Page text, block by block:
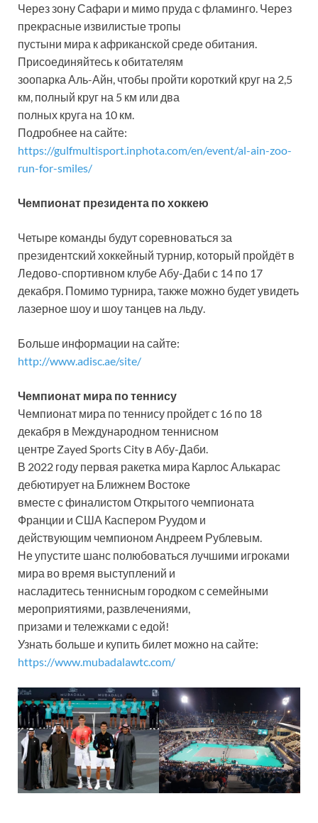
Через зону Сафари и мимо пруда с фламинго. Через
прекрасные извилистые тропы
пустыни мира к африканской среде обитания.
Присоединяйтесь к обитателям
зоопарка Аль-Айн, чтобы пройти короткий круг на 2,5
км, полный круг на 5 км или два
полных круга на 10 км.
Подробнее на сайте:
https://gulfmultisport.inphota.com/en/event/al-ain-zoo-
run-for-smiles/
Чемпионат президента по хоккею
Четыре команды будут соревноваться за
президентский хоккейный турнир, который пройдёт в
Ледово-спортивном клубе Абу-Даби с 14 по 17
декабря. Помимо турнира, также можно будет увидеть
лазерное шоу и шоу танцев на льду.
Больше информации на сайте:
http://www.adisc.ae/site/
Чемпионат мира по теннису
Чемпионат мира по теннису пройдет с 16 по 18
декабря в Международном теннисном
центре Zayed Sports City в Абу-Даби.
В 2022 году первая ракетка мира Карлос Алькарас
дебютирует на Ближнем Востоке
вместе с финалистом Открытого чемпионата
Франции и США Каспером Руудом и
действующим чемпионом Андреем Рублевым.
Не упустите шанс полюбоваться лучшими игроками
мира во время выступлений и
насладитесь теннисным городком с семейными
мероприятиями, развлечениями,
призами и тележками с едой!
Узнать больше и купить билет можно на сайте:
https://www.mubadalawtc.com/